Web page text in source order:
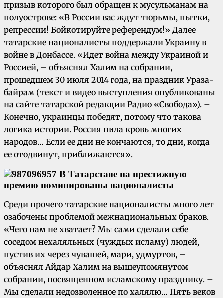
призыв которого был обращен к мусульманам на
полуострове: «В России вас ждут тюрьмы, пытки,
репрессии! Бойкотируйте референдум!» Далее
татарские националисты поддержали Украину в
войне в Донбассе. «Идет война между Украиной и
Россией, – объяснял Халим на собрании,
прошедшем 30 июля 2014 года, на праздник Ураза-
байрам (текст и видео выступления опубликованы
на сайте татарской редакции Радио «Свобода»). –
Конечно, украинцы победят, потому что такова
логика истории. Россия пила кровь многих
народов… Если ее дни не кончаются, то дни, когда
ее отодвинут, приближаются».
Среди прочего татарские националисты много лет
озабочены проблемой межнациональных браков.
«Чего нам не хватает? Мы сами сделали себе
соседом нехаляльных (чуждых исламу) людей,
пустив их через чувашей, мари, удмуртов, –
объяснял Айдар Халим на вышеупомянутом
собрании, посвященном исламскому празднику. –
Мы сделали недозволенное по халялю… Пять веков